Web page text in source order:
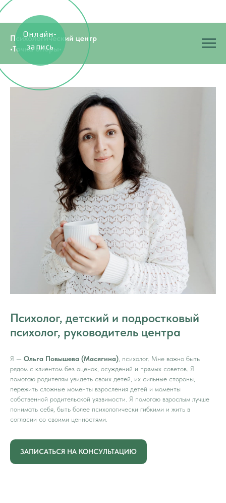
Психологический центр
•Точка опоры•
Психолог, детский и подростковый
психолог, руководитель центра
Я — Ольга Повышева (Масягина) , психолог. Мне важно быть
рядом с клиентом без оценок, осуждений и прямых советов. Я
помогаю родителям увидеть своих детей, их сильные стороны,
пережить сложные моменты взросления детей и моменты
собственной родительской уязвимости. Я помогаю взрослым лучше
понимать себя, быть более психологически гибкими и жить в
согласии со своими ценностями.
ЗАПИСАТЬСЯ НА КОНСУЛЬТАЦИЮ
Онлайн-
запись